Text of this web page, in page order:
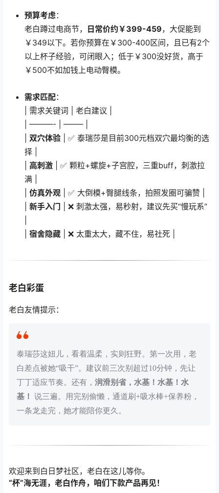
预算考虑 ：
老白蹲过电商节， 日常价约￥399-459，大促能到
￥349以下。若你预算在￥300-400区间，且已有2个
以上杯子经验，可闭眼入；低于￥300没好货，高于
￥500不如加钱上电动臀模。
需求匹配：
| 需求关键词 | 老白建议 |
| ———- | ——– |
双穴体验 | ✅ 泰瑞莎是目前300元档双穴最均衡的选
择 |
高刺激 | ✅ 颗粒+螺旋+子宫腔，三重buff，刺激拉
满 |
仿真外观 | ✅ 大倒模+臀腿线条，拍照发圈可骗赞 |
新手入门 | ❌ 刺激太强，易秒射，建议先买“慢玩系”
宿舍隐藏 | ❌ 太重太大，藏不住，易社死 |
老白彩蛋
老白友情提示：
泰瑞莎这妞儿，看着温柔，实则狂野。第一次用，老
白差点被她“吸干”。建议前三次别超过10分钟，先让
丁丁适应节奏。还有， 润滑别省，水基！水基！水
基！ 说三遍。用完别偷懒，通道刷+吸水棒+保养粉，
一条龙走完，她才能陪你更久。
欢迎来到白日梦社区，老白在这儿等你。
“杯”海无涯，老白作舟，咱们下款产品再见！